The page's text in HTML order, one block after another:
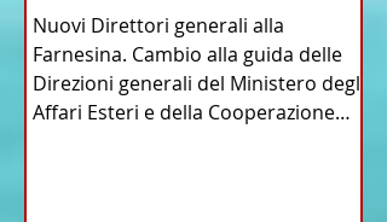
Nuovi Direttori generali alla
Farnesina. Cambio alla guida delle
Direzioni generali del Ministero degli
Affari Esteri e della Cooperazione